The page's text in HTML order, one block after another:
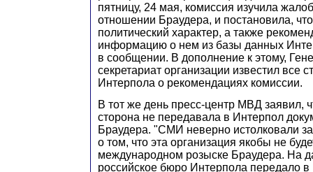
пятницу, 24 мая, комиссия изучила
отношении Браудера, и постановила,
политический характер, а также
информацию о нем из базы данных
в сообщении. В дополнение к этому,
секретариат организации известил все
Интерпола о рекомендациях комиссии.
В тот же день пресс-центр МВД заявил,
сторона не передавала в Интерпол
Браудера. "СМИ неверно истолковали
о том, что эта организация якобы не
международном розыске Браудера. На
российское бюро Интерпола передало в